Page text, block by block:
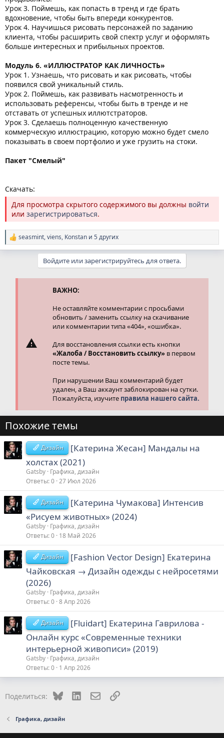
Урок 3. Поймешь, как попасть в тренд и где брать
вдохновение, чтобы быть впереди конкурентов.
Урок 4. Научишься рисовать персонажей по заданию
клиента, чтобы расширить свой спектр услуг и оформлять
больше интересных и прибыльных проектов.
Модуль 6. «ИЛЛЮСТРАТОР КАК ЛИЧНОСТЬ»
Урок 1. Узнаешь, что рисовать и как рисовать, чтобы
появился свой уникальный стиль.
Урок 2. Поймешь, как развивать насмотренность и
использовать референсы, чтобы быть в тренде и не
отставать от успешных иллютстраторов.
Урок 3. Сделаешь полноценную качественную
коммерческую иллюстрацию, которую можно будет смело
показывать в своем портфолио и уже грузить на стоки.
Пакет "Смелый"
Скачать:
Для просмотра скрытого содержимого вы должны войти
или зарегистрироваться.
Р
е
seasmint,viens, Konstan и 5 других
Войдите или зарегистрируйтесь для ответа.
ВАЖНО:
Не оставляйте комментарии с просьбами
обновить / заменить ссылку на скачивание
или комментарии типа «404», «ошибка».
Для восстановления ссылки есть кнопки
«Жалоба / Восстановить ссылку» в первом
посте темы.
При нарушении Ваш комментарий будет
удален, а Ваш аккаунт заблокирован на сутки.
Пожалуйста, изучите правила нашего сайта.
Похожие темы
Дизайн
[Катерина Жесан] Мандалы на
холстах (2021)
Gatsby Графика, дизайн
Ответы 0 27 Июл 2026
Дизайн
[Катерина Чумакова] Интенсив
«Рисуем животных» (2024)
Gatsby Графика, дизайн
Ответы 0 18 Май 2026
Дизайн
[Fashion Vector Design] Екатерина
Чайковская → Дизайн одежды с нейросетями
(2026)
Gatsby Графика, дизайн
Ответы 0 8 Апр 2026
Дизайн
[Fluidart] Екатерина Гаврилова -
Онлайн курс «Современные техники
интерьерной живописи» (2019)
Gatsby Графика, дизайн
Ответы 0 1 Апр 2026
Поделиться: Bluesky LinkedInЭлектронная почта
Ссылка
Графика, дизайн